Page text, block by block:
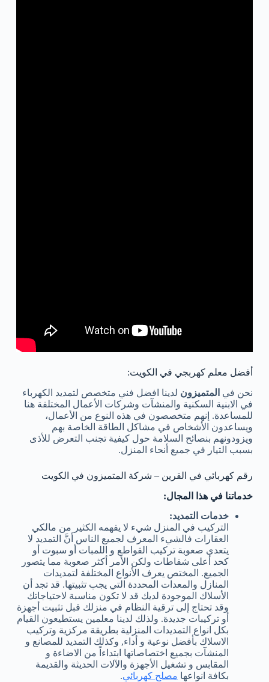
أفضل معلم كهربجي في الكويت:
نحن في المتميزون لدينا افضل فني متخصص لتمديد الكهرباء
في الابنية السكنية والمنشآت وشركات الأعمال المختلفة هنا
للمساعدة. إنهم متخصصون في هذه النوع من الأعمال،
ويساعدون الأشخاص في مشاكل الطاقة الخاصة بهم
ويزودونهم بنصائح السلامة حول كيفية تجنب التعرض للأذى
بسبب التيار في جميع أنحاء المنزل.
رقم كهربائي في القرين – شركة المتميزون في الكويت
خدماتنا في هذا المجال:
خدمات التمديد:
التركيب في المنزل شيء لا يفهمه الكثير من مالكي
العقارات فالشيء المعرف لجميع الناس أنَّ التمديد لا
يتعدى صعوبة تركيب القواطع و اللمبات أو سبوت أو
كحد أعلى شفاطات ولكن الأمر أكثر صعوبة مما يتصور
الجميع. المختص يعرف الأنواع المختلفة لتمديدات
المنازل والمعدات المحددة التي يجب تثبيتها. قد تجد أن
الأسلاك الموجودة لديك قد لا تكون مناسبة لاحتياجاتك
وقد تحتاج إلى ترقية النظام في منزلك قبل تثبيت أجهزة
أو تركيبات جديدة. ولذلك لدينا معلمين يستطيعون القيام
بكل انواع التمديدات المنزلية بطريقة مركزية وتركيب
الاسلاك بأفضل نوعية و أداء, وكذلك التمديد للمصانع و
المنشآت بجميع اختصاصاتها ابتداءاً من الاضاءة و
المقابس و تشغيل الأجهزة والآلات الحديثة والقديمة
بكافة انواعها مصلح كهربائي.